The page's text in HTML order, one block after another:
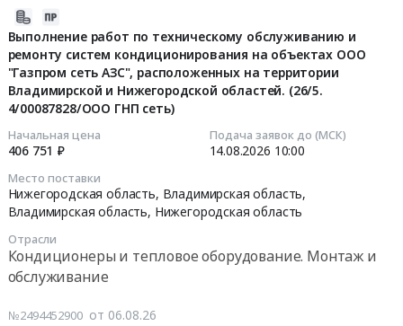
Выполнение работ по техническому обслуживанию и
ремонту систем кондиционирования на объектах ООО
"Газпром сеть АЗС", расположенных на территории
Владимирской и Нижегородской областей. (26/5.
4/00087828/ООО ГНП сеть)
Начальная цена
406 751 ₽
Подача заявок до (МСК)
14.08.2026 10:00
Место поставки
Нижегородская область, Владимирская область,
Владимирская область, Нижегородская область
Отрасли
Кондиционеры и тепловое оборудование. Монтаж и
обслуживание
№2494452900 от 06.08.26